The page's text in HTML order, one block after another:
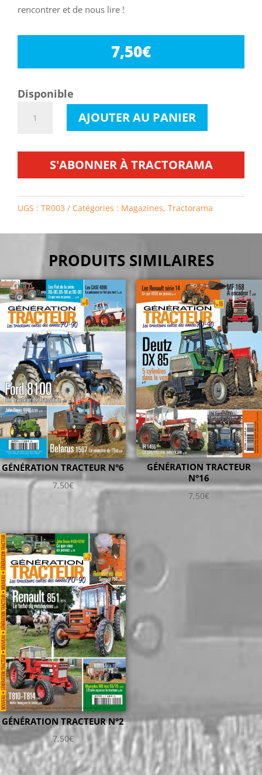
rencontrer et de nous lire !
7,50€
Disponible
AJOUTER AU PANIER
S'ABONNER À TRACTORAMA
UGS : TR003 Catégories : Magazines, Tractorama
PRODUITS SIMILAIRES
GÉNÉRATION TRACTEUR N°6
7,50€
GÉNÉRATION TRACTEUR
N°16
7,50€
GÉNÉRATION TRACTEUR N°2
7,50€